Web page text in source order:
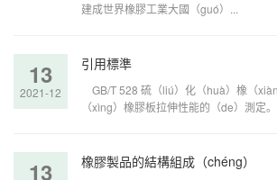
建成世界橡膠工業大國（guó）...
13
2021-12
引用標準
GB/T 528 硫（liú）化（huà）橡（
（xìng）橡膠板拉伸性能的（de）測定。
13 橡膠製品的結構組成（chéng）